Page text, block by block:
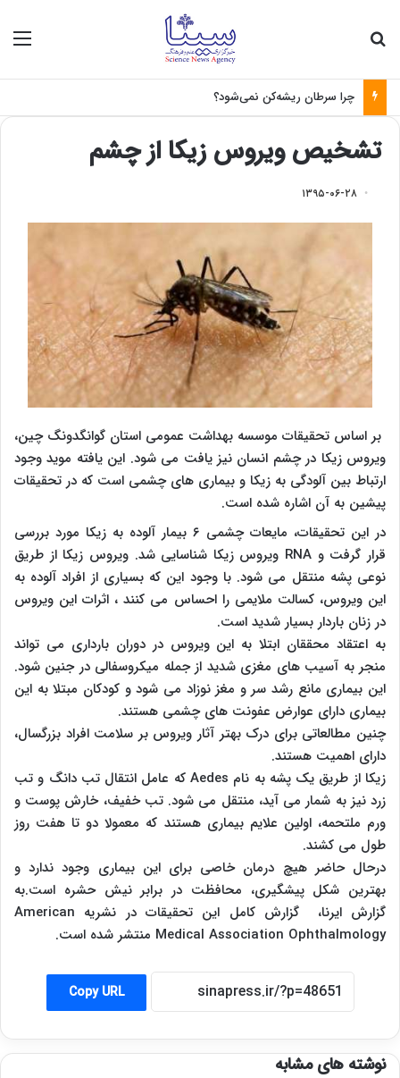
چرا سرطان ریشه‌کن نمی‌شود؟
تشخیص ویروس زیکا از چشم
۱۳۹۵-۰۶-۲۸
بر اساس تحقیقات موسسه بهداشت عمومی استان گوانگدونگ چین،
ویروس زیکا در چشم انسان نیز یافت می شود. این یافته موید وجود
ارتباط بین آلودگی به زیکا و بیماری های چشمی است که در تحقیقات
پیشین به آن اشاره شده است.
در این تحقیقات، مایعات چشمی ۶ بیمار آلوده به زیکا مورد بررسی
قرار گرفت و RNA ویروس زیکا شناسایی شد. ویروس زیکا از طریق
نوعی پشه منتقل می شود. با وجود این که بسیاری از افراد آلوده به
این ویروس، کسالت ملایمی را احساس می کنند ، اثرات این ویروس
در زنان باردار بسیار شدید است.
به اعتقاد محققان ابتلا به این ویروس در دوران بارداری می تواند
منجر به آسیب های مغزی شدید از جمله میکروسفالی در جنین شود.
این بیماری مانع رشد سر و مغز نوزاد می شود و کودکان مبتلا به این
بیماری دارای عوارض عفونت های چشمی هستند.
چنین مطالعاتی برای درک بهتر آثار ویروس بر سلامت افراد بزرگسال،
دارای اهمیت هستند.
زیکا از طریق یک پشه به نام Aedes که عامل انتقال تب دانگ و تب
زرد نیز به شمار می آید، منتقل می شود. تب خفیف، خارش پوست و
ورم ملتحمه، اولین علایم بیماری هستند که معمولا دو تا هفت روز
طول می کشند.
درحال حاضر هیچ درمان خاصی برای این بیماری وجود ندارد و
بهترین شکل پیشگیری، محافظت در برابر نیش حشره است.به
گزارش ایرنا، گزارش کامل این تحقیقات در نشریه American
Medical Association Ophthalmology منتشر شده است.
Copy URL
نوشته های مشابه